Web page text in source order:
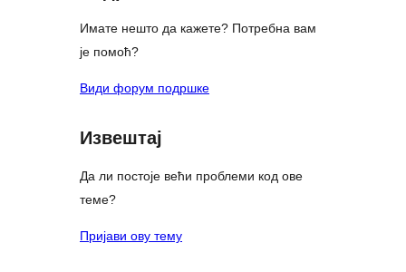
Имате нешто да кажете? Потребна вам
је помоћ?
Види форум подршке
Извештај
Да ли постоје већи проблеми код ове
теме?
Пријави ову тему